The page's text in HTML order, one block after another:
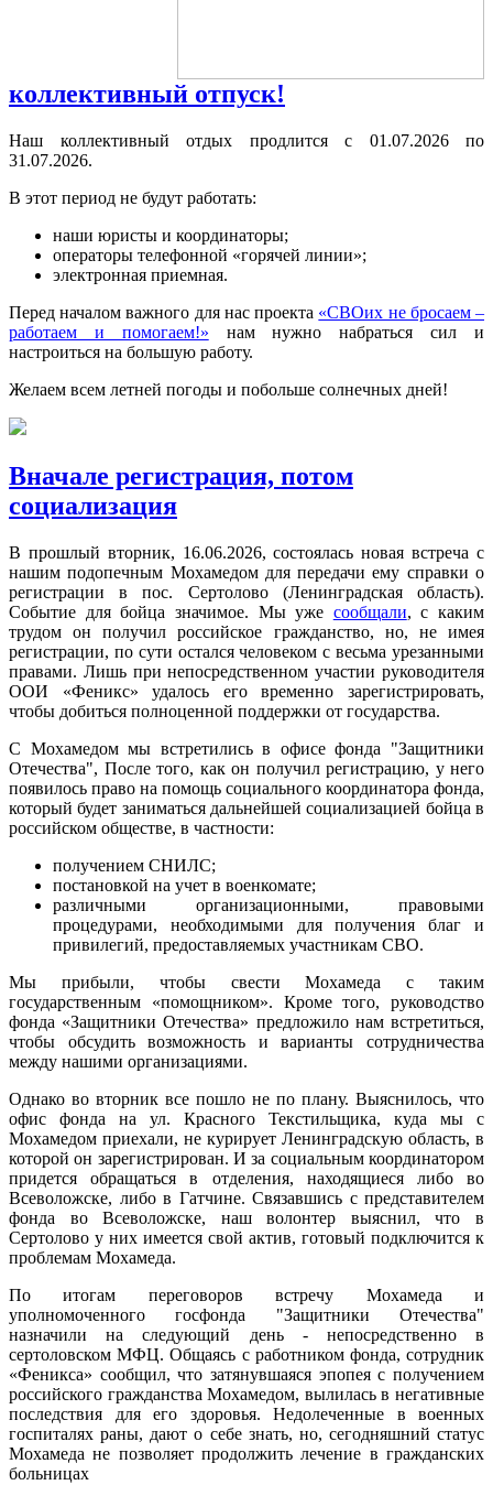
коллективный отпуск!
Наш коллективный отдых продлится с 01.07.2026 по
31.07.2026.
В этот период не будут работать:
наши юристы и координаторы;
операторы телефонной «горячей линии»;
электронная приемная.
Перед началом важного для нас проекта «СВОих не бросаем –
работаем и помогаем!» нам нужно набраться сил и
настроиться на большую работу.
Желаем всем летней погоды и побольше солнечных дней!
Вначале регистрация, потом
социализация
В прошлый вторник, 16.06.2026, состоялась новая встреча с
нашим подопечным Мохамедом для передачи ему справки о
регистрации в пос. Сертолово (Ленинградская область).
Событие для бойца значимое. Мы уже сообщали, с каким
трудом он получил российское гражданство, но, не имея
регистрации, по сути остался человеком с весьма урезанными
правами. Лишь при непосредственном участии руководителя
ООИ «Феникс» удалось его временно зарегистрировать,
чтобы добиться полноценной поддержки от государства.
С Мохамедом мы встретились в офисе фонда "Защитники
Отечества", После того, как он получил регистрацию, у него
появилось право на помощь социального координатора фонда,
который будет заниматься дальнейшей социализацией бойца в
российском обществе, в частности:
получением СНИЛС;
постановкой на учет в военкомате;
различными организационными, правовыми
процедурами, необходимыми для получения благ и
привилегий, предоставляемых участникам СВО.
Мы прибыли, чтобы свести Мохамеда с таким
государственным «помощником». Кроме того, руководство
фонда «Защитники Отечества» предложило нам встретиться,
чтобы обсудить возможность и варианты сотрудничества
между нашими организациями.
Однако во вторник все пошло не по плану. Выяснилось, что
офис фонда на ул. Красного Текстильщика, куда мы с
Мохамедом приехали, не курирует Ленинградскую область, в
которой он зарегистрирован. И за социальным координатором
придется обращаться в отделения, находящиеся либо во
Всеволожске, либо в Гатчине. Связавшись с представителем
фонда во Всеволожске, наш волонтер выяснил, что в
Сертолово у них имеется свой актив, готовый подключится к
проблемам Мохамеда.
По итогам переговоров встречу Мохамеда и
уполномоченного госфонда "Защитники Отечества"
назначили на следующий день - непосредственно в
сертоловском МФЦ. Общаясь с работником фонда, сотрудник
«Феникса» сообщил, что затянувшаяся эпопея с получением
российского гражданства Мохамедом, вылилась в негативные
последствия для его здоровья. Недолеченные в военных
госпиталях раны, дают о себе знать, но, сегодняшний статус
Мохамеда не позволяет продолжить лечение в гражданских
больницах